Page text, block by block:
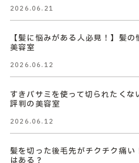
2026.06.21
【髪に悩みがある人必見！】髪
美容室
2026.06.12
すきバサミを使って切られたくな
評判の美容室
2026.06.12
髪を切った後毛先がチクチク痛い